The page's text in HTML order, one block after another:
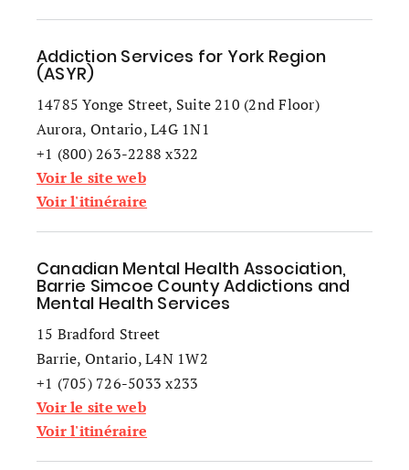
Addiction Services for York Region
(ASYR)
14785 Yonge Street, Suite 210 (2nd Floor)
Aurora, Ontario, L4G 1N1
+1 (800) 263-2288 x322
Voir le site web
Voir l'itinéraire
Canadian Mental Health Association,
Barrie Simcoe County Addictions and
Mental Health Services
15 Bradford Street
Barrie, Ontario, L4N 1W2
+1 (705) 726-5033 x233
Voir le site web
Voir l'itinéraire